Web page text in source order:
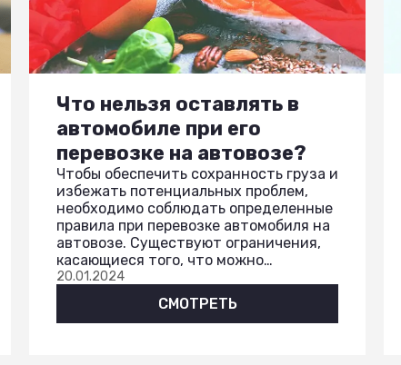
Что нельзя оставлять в
автомобиле при его
перевозке на автовозе?
Чтобы обеспечить сохранность груза и
избежать потенциальных проблем,
необходимо соблюдать определенные
правила при перевозке автомобиля на
автовозе. Существуют ограничения,
касающиеся того, что можно…
20.01.2024
СМОТРЕТЬ